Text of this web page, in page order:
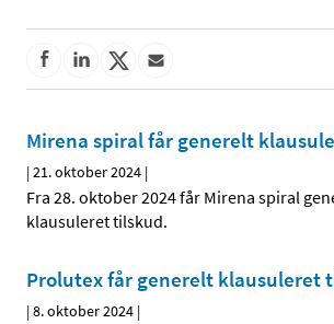
Mirena spiral får generelt
|21. oktober 2024 |
Fra 28. oktober 2024 får Mirena spiral
klausuleret tilskud.
Prolutex får generelt klausuleret
|8. oktober 2024 |